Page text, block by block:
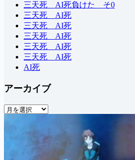
三天死 AI死負けた そ0
三天死 AI死
三天死 AI死
三天死 AI死
三天死 AI死
三天死 AI死
AI死
アーカイブ
ア